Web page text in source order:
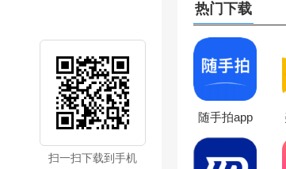
扫一扫下载到手机
热门下载
随手拍app